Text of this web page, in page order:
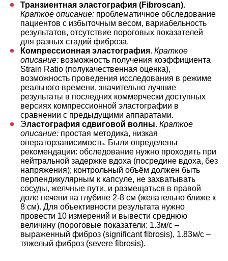
Транзиентная эластография (Fibroscan).
Краткое описание: проблематичное обследование
пациентов с избыточным весом, вариабельность
результатов, отсутствие пороговых показателей
для разных стадий фиброза.
Компрессионная эластография. Краткое
описание: возможность получения коэффициента
Strain Ratio (полукачественная оценка),
возможность проведения исследования в режиме
реального времени, значительно лучшие
результаты в последних коммерчески доступных
версиях компрессионной эластографии в
сравнении с предыдущими аппаратами.
Эластография сдвиговой волны. Краткое
описание: простая методика, низкая
операторзависимость. Были определены
рекомендации: обследование нужно проходить при
нейтральной задержке вдоха (посредине вдоха, без
напряжения); контрольный объём должен быть
перпендикулярным к капсуле, не захватывать
сосуды, желчные пути, и размещаться в правой
доле печени на глубине 2-8 см (желательно ближе к
8 см). Для объективности результата нужно
провести 10 измерений и вывести среднюю
величину (пороговые показатели: 1.3м/с –
выраженный фиброз (significant fibrosis), 1.83м/с –
тяжелый фиброз (severe fibrosis).